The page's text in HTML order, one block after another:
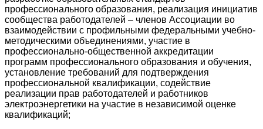
профессионального образования, реализация инициатив
сообщества работодателей – членов Ассоциации во
взаимодействии с профильными федеральными учебно-
методическими объединениями, участие в
профессионально-общественной аккредитации
программ профессионального образования и обучения,
установление требований для подтверждения
профессиональной квалификации, содействие
реализации прав работодателей и работников
электроэнергетики на участие в независимой оценке
квалификаций;